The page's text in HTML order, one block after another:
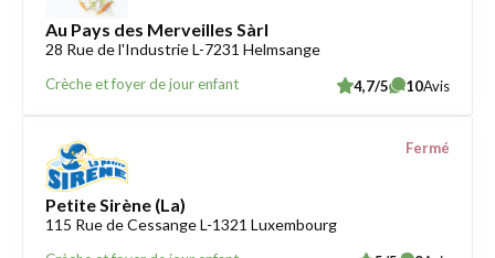
Au Pays des Merveilles Sàrl
28 Rue de l'Industrie L-7231 Helmsange
Crèche et foyer de jour enfant 4,7/5 10Avis
Petite Sirène (La)
115 Rue de Cessange L-1321 Luxembourg
Fermé